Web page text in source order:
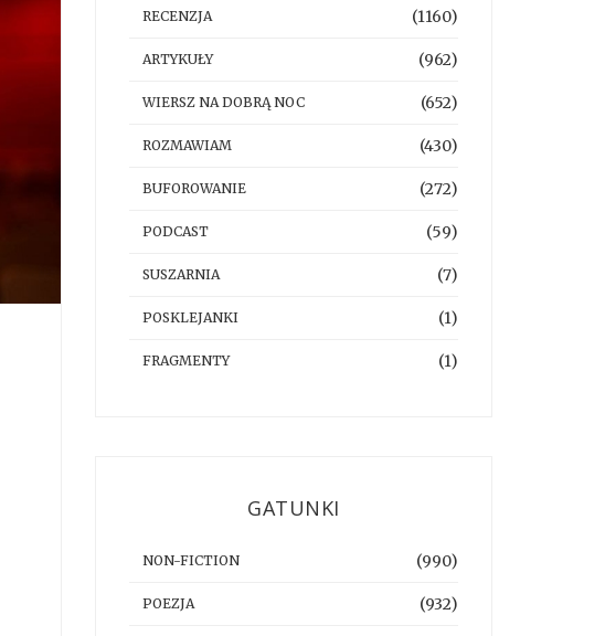
RECENZJA (1160)
ARTYKUŁY (962)
WIERSZ NA DOBRĄ NOC (652)
ROZMAWIAM (430)
BUFOROWANIE (272)
PODCAST (59)
SUSZARNIA (7)
POSKLEJANKI (1)
FRAGMENTY (1)
GATUNKI
NON-FICTION (990)
POEZJA (932)